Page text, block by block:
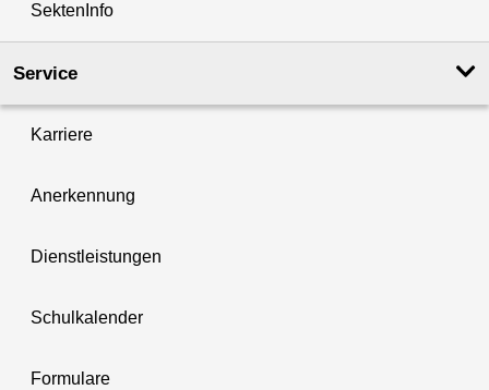
SektenInfo
Service
Karriere
Anerkennung
Dienstleistungen
Schulkalender
Formulare